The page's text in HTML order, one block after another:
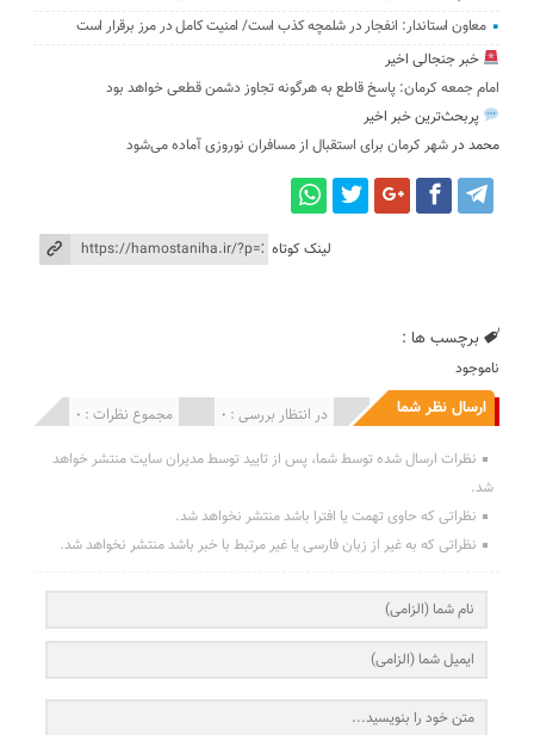
معاون استاندار: انفجار در شلمچه کذب است/ امنیت کامل در مرز برقرار است
خبر جنجالی اخیر
امام جمعه کرمان: پاسخ قاطع به هرگونه تجاوز دشمن قطعی خواهد بود
پربحث‌ترین خبر اخیر
محمد درشهر کرمان برای استقبال از مسافران نوروزی آماده می‌شود
لینک کوتاه
برچسب ها :
ناموجود
ارسال نظر شما مجموع نظرات : 0 در انتظار بررسی : 0 انتشار یافته : 0
نظرات ارسال شده توسط شما، پس از تایید توسط مدیران سایت منتشر خواهد
شد.
نظراتی که حاوی تهمت یا افترا باشد منتشر نخواهد شد.
نظراتی که به غیر از زبان فارسی یا غیر مرتبط با خبر باشد منتشر نخواهد شد.